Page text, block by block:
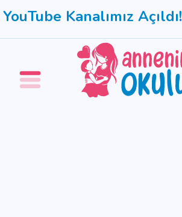
YouTube Kanalımız Açıldı!